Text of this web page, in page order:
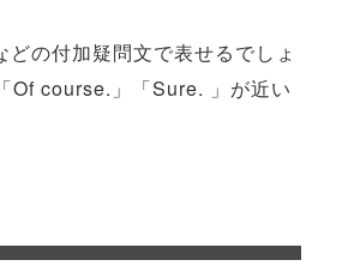
の付加疑問文で表せるでしょ
Of course.」「Sure. 」が近い